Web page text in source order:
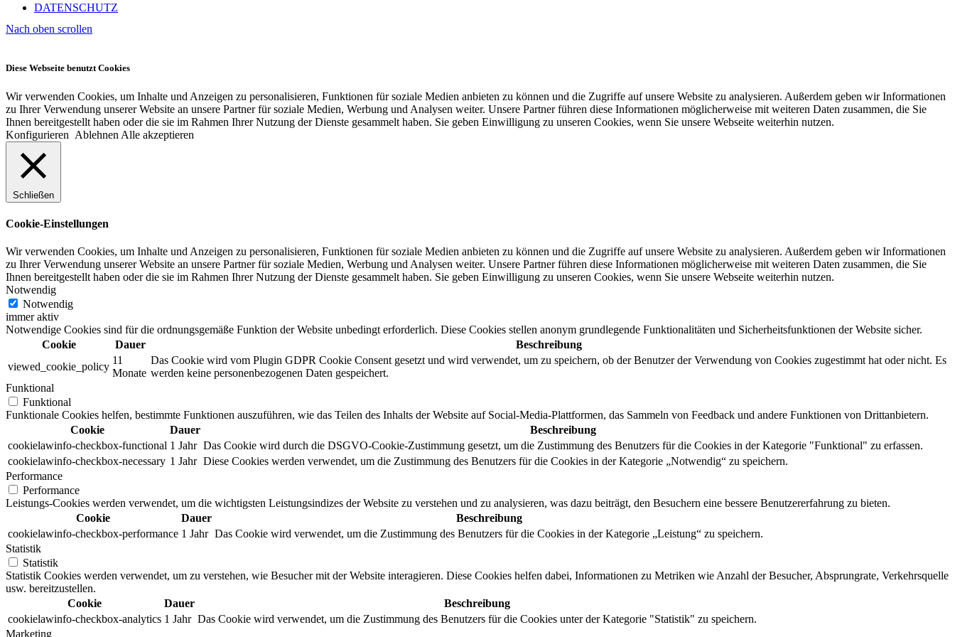
DATENSCHUTZ
Nach oben scrollen
Diese Webseite benutzt Cookies
Wir verwenden Cookies, um Inhalte und Anzeigen zu personalisieren, Funktionen für soziale Medien anbieten zu können und die Zugriffe auf unsere Website zu analysieren. Außerdem geben wir Informationen
zu Ihrer Verwendung unserer Website an unsere Partner für soziale Medien, Werbung und Analysen weiter. Unsere Partner führen diese Informationen möglicherweise mit weiteren Daten zusammen, die Sie
Ihnen bereitgestellt haben oder die sie im Rahmen Ihrer Nutzung der Dienste gesammelt haben. Sie geben Einwilligung zu unseren Cookies, wenn Sie unsere Webseite weiterhin nutzen.
Konfigurieren Ablehnen Alle akzeptieren
Schließen
Cookie-Einstellungen
Wir verwenden Cookies, um Inhalte und Anzeigen zu personalisieren, Funktionen für soziale Medien anbieten zu können und die Zugriffe auf unsere Website zu analysieren. Außerdem geben wir Informationen
zu Ihrer Verwendung unserer Website an unsere Partner für soziale Medien, Werbung und Analysen weiter. Unsere Partner führen diese Informationen möglicherweise mit weiteren Daten zusammen, die Sie
Ihnen bereitgestellt haben oder die sie im Rahmen Ihrer Nutzung der Dienste gesammelt haben. Sie geben Einwilligung zu unseren Cookies, wenn Sie unsere Webseite weiterhin nutzen.
Notwendig
Notwendig
immer aktiv
Notwendige Cookies sind für die ordnungsgemäße Funktion der Website unbedingt erforderlich. Diese Cookies stellen anonym grundlegende Funktionalitäten und Sicherheitsfunktionen der Website sicher.
Cookie
Dauer
Beschreibung
viewed_cookie_policy
11
Monate
Das Cookie wird vom Plugin GDPR Cookie Consent gesetzt und wird verwendet, um zu speichern, ob der Benutzer der Verwendung von Cookies zugestimmt hat oder nicht. Es
werden keine personenbezogenen Daten gespeichert.
Funktional
Funktional
Funktionale Cookies helfen, bestimmte Funktionen auszuführen, wie das Teilen des Inhalts der Website auf Social-Media-Plattformen, das Sammeln von Feedback und andere Funktionen von Drittanbietern.
Cookie
Dauer
Beschreibung
cookielawinfo-checkbox-functional 1 Jahr Das Cookie wird durch die DSGVO-Cookie-Zustimmung gesetzt, um die Zustimmung des Benutzers für die Cookies in der Kategorie "Funktional" zu erfassen.
cookielawinfo-checkbox-necessary 1 Jahr Diese Cookies werden verwendet, um die Zustimmung des Benutzers für die Cookies in der Kategorie „Notwendig“ zu speichern.
Performance
Performance
Leistungs-Cookies werden verwendet, um die wichtigsten Leistungsindizes der Website zu verstehen und zu analysieren, was dazu beiträgt, den Besuchern eine bessere Benutzererfahrung zu bieten.
Cookie
Dauer
Beschreibung
cookielawinfo-checkbox-performance 1 Jahr Das Cookie wird verwendet, um die Zustimmung des Benutzers für die Cookies in der Kategorie „Leistung“ zu speichern.
Statistik
Statistik
Statistik Cookies werden verwendet, um zu verstehen, wie Besucher mit der Website interagieren. Diese Cookies helfen dabei, Informationen zu Metriken wie Anzahl der Besucher, Absprungrate, Verkehrsquelle
usw. bereitzustellen.
Cookie
Dauer
Beschreibung
cookielawinfo-checkbox-analytics 1 Jahr Das Cookie wird verwendet, um die Zustimmung des Benutzers für die Cookies unter der Kategorie "Statistik" zu speichern.
Marketing